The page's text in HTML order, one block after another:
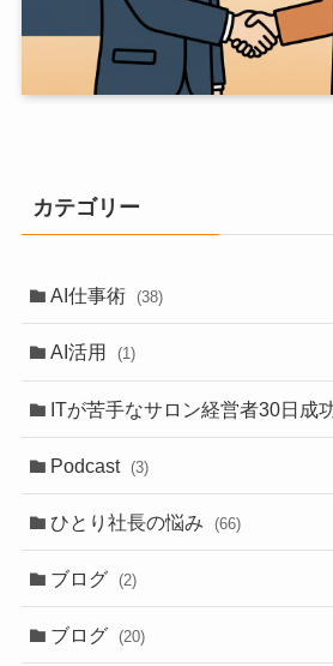
カテゴリー
AI仕事術 (38)
AI活用 (1)
ITが苦手なサロン経営者30日成
Podcast (3)
ひとり社長の悩み (66)
ブログ (2)
ブログ (20)